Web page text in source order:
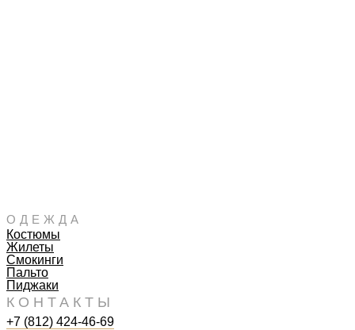
ОДЕЖДА
Костюмы
Жилеты
Смокинги
Пальто
Пиджаки
КОНТАКТЫ
+7 (812) 424-46-69